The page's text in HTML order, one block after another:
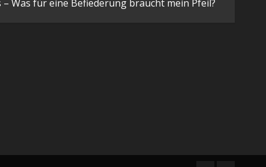
– Was für eine Befiederung braucht mein Pfeil?